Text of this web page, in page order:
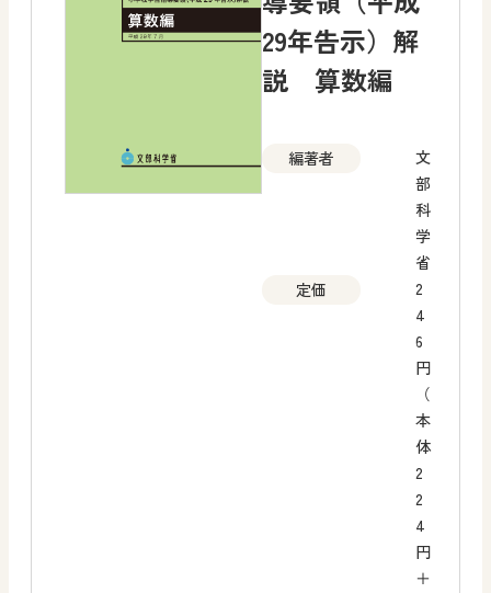
29年告示）解
説 算数編
編著者
文
部
科
学
省
定価
2
4
6
円
（
本
体
2
2
4
円
＋